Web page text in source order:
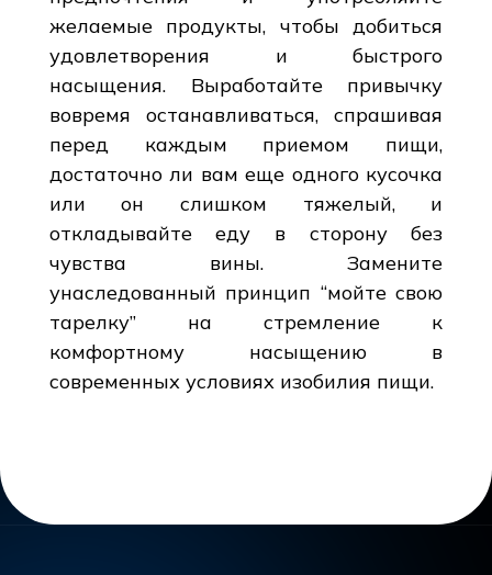
желаемые продукты, чтобы добиться
удовлетворения и быстрого
насыщения. Выработайте привычку
вовремя останавливаться, спрашивая
перед каждым приемом пищи,
достаточно ли вам еще одного кусочка
или он слишком тяжелый, и
откладывайте еду в сторону без
чувства вины. Замените
унаследованный принцип “мойте свою
тарелку” на стремление к
комфортному насыщению в
современных условиях изобилия пищи.